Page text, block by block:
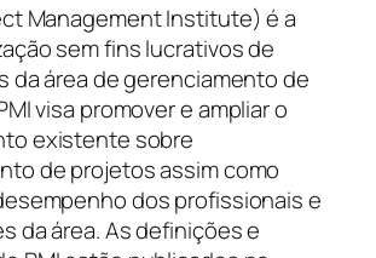
Management Institute) é a
sem fins lucrativos de
da área de gerenciamento de
visa promover e ampliar o
existente sobre
de projetos assim como
dos profissionais e
da área. As definições e